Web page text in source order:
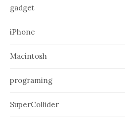
gadget
iPhone
Macintosh
programing
SuperCollider